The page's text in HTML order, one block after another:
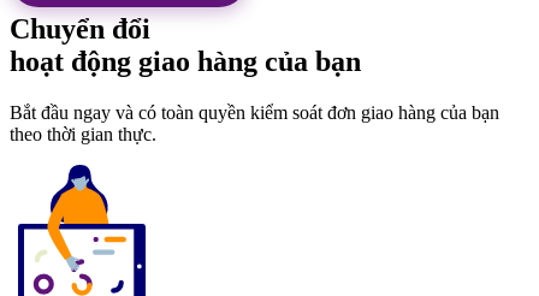
Chuyển đổi
hoạt động giao hàng của bạn
Bắt đầu ngay và có toàn quyền kiểm soát đơn giao hàng của bạn
theo thời gian thực.